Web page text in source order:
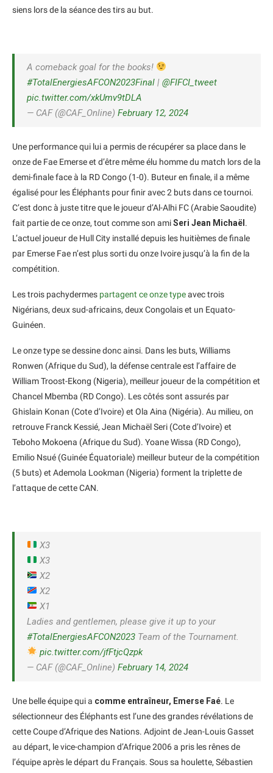
siens lors de la séance des tirs au but.
A comeback goal for the books!
#TotalEnergiesAFCON2023Final | @FIFCI_tweet
pic.twitter.com/xkUmv9tDLA
— CAF (@CAF_Online) February 12, 2024
Une performance qui lui a permis de récupérer sa place dans le
onze de Fae Emerse et d’être même élu homme du match lors de la
demi-finale face à la RD Congo (1-0). Buteur en finale, il a même
égalisé pour les Éléphants pour finir avec 2 buts dans ce tournoi.
C’est donc à juste titre que le joueur d’Al-Alhi FC (Arabie Saoudite)
fait partie de ce onze, tout comme son amiSeri Jean Michaël .
L’actuel joueur de Hull City installé depuis les huitièmes de finale
par Emerse Fae n’est plus sorti du onze Ivoire jusqu’à la fin de la
compétition.
Les trois pachydermes partagent ce onze typeavec trois
Nigérians, deux sud-africains, deux Congolais et un Equato-
Guinéen.
Le onze type se dessine donc ainsi. Dans les buts, Williams
Ronwen (Afrique du Sud), la défense centrale est l’affaire de
William Troost-Ekong (Nigeria), meilleur joueur de la compétition et
Chancel Mbemba (RD Congo). Les côtés sont assurés par
Ghislain Konan (Cote d’Ivoire) et Ola Aina (Nigéria). Au milieu, on
retrouve Franck Kessié, Jean Michaël Seri (Cote d’Ivoire) et
Teboho Mokoena (Afrique du Sud). Yoane Wissa (RD Congo),
Emilio Nsué (Guinée Équatoriale) meilleur buteur de la compétition
(5 buts) et Ademola Lookman (Nigeria) forment la triplette de
l’attaque de cette CAN.
X3
X3
X2
X2
X1
Ladies and gentlemen, please give it up to your
#TotalEnergiesAFCON2023 Team of the Tournament.
pic.twitter.com/jfFtjcQzpk
— CAF (@CAF_Online) February 14, 2024
Une belle équipe qui a comme entraîneur, Emerse Faé. Le
sélectionneur des Éléphants est l’une des grandes révélations de
cette Coupe d’Afrique des Nations. Adjoint de Jean-Louis Gasset
au départ, le vice-champion d’Afrique 2006 a pris les rênes de
l’équipe après le départ du Français. Sous sa houlette, Sébastien